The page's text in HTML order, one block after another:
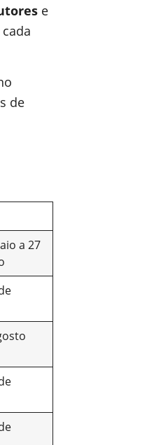
e
de
a 27